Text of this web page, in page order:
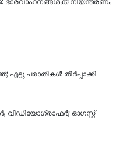
ഭാരവാഹനങ്ങൾക്ക് നിയന്ത്രണം
പരാതികൾ തീർപ്പാക്കി
വീഡിയോഗ്രാഫർ; ഓഗസ്റ്റ്